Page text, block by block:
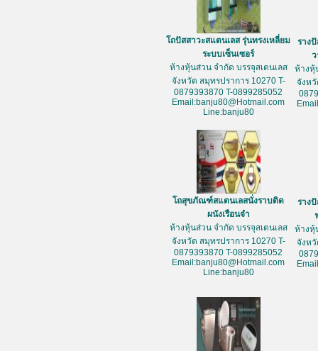
โถปัสสาวะสแตนเลส รุ่นทรงเหลี่ยม
ระบบเซ็นเซอร์
ห้างหุ้นส่วน จำกัด บรรจุสเตนเลส
จังหวัด สมุทรปราการ 10270 T-
0879393870 T-0899285052
Email:banju80@Hotmail.com
Line:banju80
ราง
ห้างหุ้
จังห
โถสุขภัณฑ์สแตนเลสนั่งราบติด
ผนังเรือนจำ
ห้างหุ้นส่วน จำกัด บรรจุสเตนเลส
จังหวัด สมุทรปราการ 10270 T-
0879393870 T-0899285052
Email:banju80@Hotmail.com
Line:banju80
ราง
ห้างหุ้
จังห